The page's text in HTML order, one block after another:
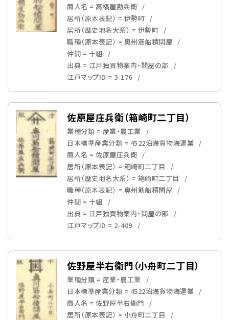
商人名 = 高橋屋勘兵衛
居所（原本表記） = 伊勢町
居所（歴史地名大系） = 伊勢町
職種（原本表記） = 奥州筋船積問屋
仲間 = 十組
出典 = 江戸独買物案内・問屋の部
江戸マップID = 3-176
佐原屋庄兵衛（箱崎町二丁目）
業種分類 = 産業・農工業
日本標準産業分類 = 4522沿海貨物海運業
商人名 = 佐原屋庄兵衛
居所（原本表記） = 箱崎町二丁目
居所（歴史地名大系） = 箱崎町二丁目
職種（原本表記） = 奥州筋船積問屋
仲間 = 十組
出典 = 江戸独買物案内・問屋の部
江戸マップID = 2-409
佐野屋半右衛門（小舟町二丁目）
業種分類 = 産業・農工業
日本標準産業分類 = 4522沿海貨物海運業
商人名 = 佐野屋半右衛門
居所（原本表記） = 小舟町二丁目